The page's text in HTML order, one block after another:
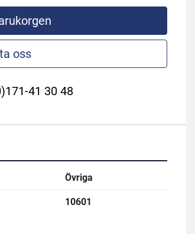
oss
41 30 48
Övriga
10601